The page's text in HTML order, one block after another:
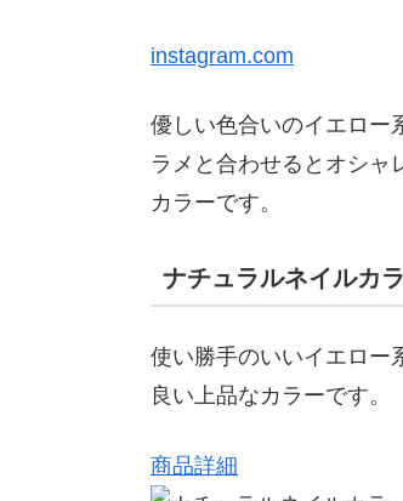
instagram.com
優しい色合いのイエロー
ラメと合わせるとオシ
カラーです。
ナチュラルネイルカ
使い勝手のいいイエロー
良い上品なカラーです。
商品詳細